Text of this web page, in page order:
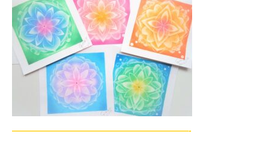
—————————————————————-